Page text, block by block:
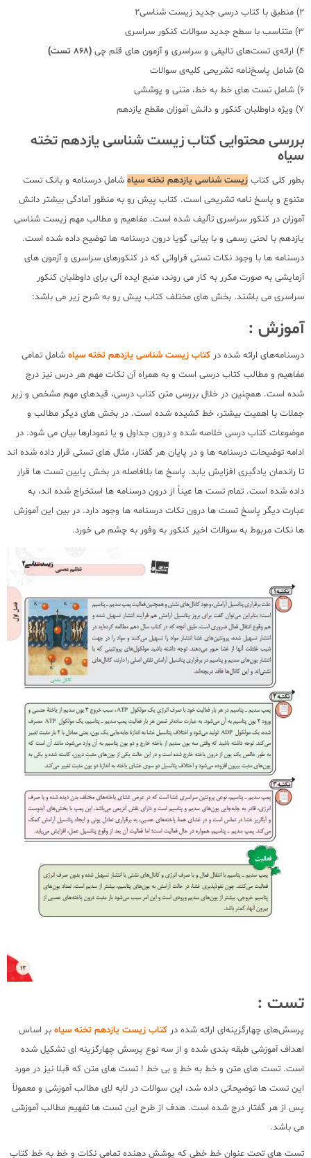
2) منطبق با کتاب درسی جدید زیست شناسی2
3) متناسب با سطح جدید سوالات کنکور سراسری
4) ارائه‌ی تست‌های تالیفی و سراسری و آزمون های قلم چی
(868 تست)
5) شامل پاسخ‌نامه تشریحی کلیه‌ی سوالات
6) شامل تست های خط به خط، متنی و پوششی
7) ویژه داوطلبان کنکور و دانش آموزان مقطع یازدهم
بررسی محتوایی کتاب زیست شناسی یازدهم تخته
سیاه
بطور کلی کتاب زیست شناسی یازدهم تخته سیاه شامل درسنامه و بانک تست
متنوع و پاسخ نامه تشریحی است. کتاب پیش رو به منظور آمادگی بیشتر دانش
آموزان در کنکور سراسری تألیف شده است. مفاهیم و مطالب مهم زیست شناسی
یازدهم با لحنی رسمی و با بیانی گویا درون درسنامه ها توضیح داده شده است.
درسنامه ها با وجود نکات تستی فراوانی که در کنکورهای سراسری و آزمون های
آزمایشی به صورت مکرر به کار می روند، منبع ایده آلی برای داوطلبان کنکور
سراسری می باشند. بخش های مختلف کتاب پیش رو به شرح زیر می باشد:
آموزش :
درسنامه‌های ارائه شده در کتاب زیست شناسی یازدهم تخته سیاه شامل تمامی
مفاهیم و مطالب کتاب درسی است و به همراه آن نکات مهم هر درس نیز درج
شده است. همچنین در خلال بررسی متن کتاب درسی، قیدهای مهم مشخص و زیر
جملات با اهمیت بیشتر، خط کشیده شده است. در بخش های دیگر مطالب و
موضوعات کتاب درسی خلاصه شده و درون جداول و یا نمودارها بیان می شود. در
ادامه توضیحات درسنامه ها و در پایان هر گفتار، مثال های تستی قرار داده شده اند
تا راندمان یادگیری افزایش یابد. پاسخ ها بلافاصله در بخش پایین تست ها قرار
داده شده است. تمام تست ها عیناً از درون درسنامه ها استخراج شده اند، به
عبارت دیگر پاسخ تست ها درون نکات درسنامه ها وجود دارد. در بین این آموزش
ها نکات مربوط به سوالات اخیر کنکور به وفور به چشم می خورد.
تست :
پرسش‌های چهارگزینه‌ای ارائه شده در کتاب زیست یازدهم تخته سیاه بر اساس
اهداف آموزشی طبقه بندی شده و از سه نوع پرسش چهارگزینه ای تشکیل شده
است. تست های متن و خط به خط و بی خط ! تست های متن که قبلا نیز در مورد
این تست ها توضیحاتی داده شد، این سوالات در لابه لای مطالب آموزشی و معمولاً
پس از هر گفتار درج شده است. هدف از طرح این تست ها تفهیم مطالب آموزشی
می باشد.
تست های تحت عنوان خط خطی که پوشش دهنده تمامی نکات و خط به خط کتاب